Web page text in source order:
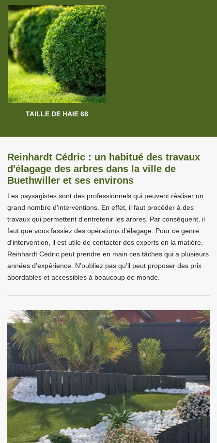
TAILLE DE HAIE 68
Reinhardt Cédric : un habitué des travaux
d'élagage des arbres dans la ville de
Buethwiller et ses environs
Les paysagistes sont des professionnels qui peuvent réaliser un
grand nombre d'interventions. En effet, il faut procéder à des
travaux qui permettent d'entretenir les arbres. Par conséquent, il
faut que vous fassiez des opérations d'élagage. Pour ce genre
d'intervention, il est utile de contacter des experts en la matière.
Reinhardt Cédric peut prendre en main ces tâches qui a plusieurs
années d'expérience. N'oubliez pas qu'il peut proposer des prix
abordables et accessibles à beaucoup de monde.